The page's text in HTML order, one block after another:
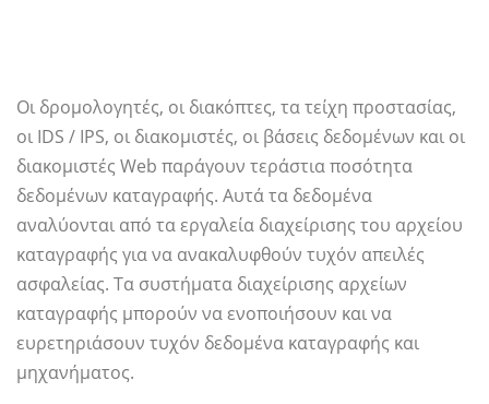
Οι δρομολογητές, οι διακόπτες, τα τείχη προστασίας,
οι IDS / IPS, οι διακομιστές, οι βάσεις δεδομένων και οι
διακομιστές Web παράγουν τεράστια ποσότητα
δεδομένων καταγραφής. Αυτά τα δεδομένα
αναλύονται από τα εργαλεία διαχείρισης του αρχείου
καταγραφής για να ανακαλυφθούν τυχόν απειλές
ασφαλείας. Τα συστήματα διαχείρισης αρχείων
καταγραφής μπορούν να ενοποιήσουν και να
ευρετηριάσουν τυχόν δεδομένα καταγραφής και
μηχανήματος.